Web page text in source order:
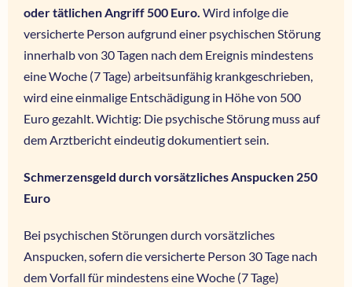
oder tätlichen Angriff 500 Euro. Wird infolge die
versicherte Person aufgrund einer psychischen Störung
innerhalb von 30 Tagen nach dem Ereignis mindestens
eine Woche (7 Tage) arbeitsunfähig krankgeschrieben,
wird eine einmalige Entschädigung in Höhe von 500
Euro gezahlt. Wichtig: Die psychische Störung muss auf
dem Arztbericht eindeutig dokumentiert sein.
Schmerzensgeld durch vorsätzliches Anspucken 250
Euro
Bei psychischen Störungen durch vorsätzliches
Anspucken, sofern die versicherte Person 30 Tage nach
dem Vorfall für mindestens eine Woche (7 Tage)